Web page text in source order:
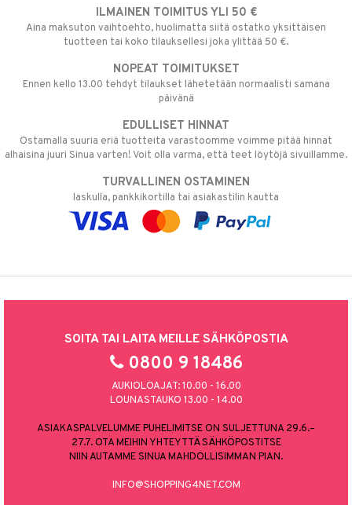
ILMAINEN TOIMITUS YLI 50 €
Aina maksuton vaihtoehto, huolimatta siitä ostatko yksittäisen
tuotteen tai koko tilauksellesi joka ylittää 50 €.
NOPEAT TOIMITUKSET
Ennen kello 13.00 tehdyt tilaukset lähetetään normaalisti samana
päivänä
EDULLISET HINNAT
Ostamalla suuria eriä tuotteita varastoomme voimme pitää hinnat
alhaisina juuri Sinua varten! Voit olla varma, että teet löytöjä sivuillamme.
TURVALLINEN OSTAMINEN
laskulla, pankkikortilla tai asiakastilin kautta
SOITA TAI LAITA MEILLE SÄHKÖPOSTIA
0800 9 18486
AUKIOLOAJAT: 10.00 - 16.00
LOUNASTAUKO 13.00 - 14.00
ASIAKASPALVELUMME PUHELIMITSE ON SULJETTUNA 29.6.–
27.7. OTA MEIHIN YHTEYTTÄ SÄHKÖPOSTITSE
NIIN AUTAMME SINUA MAHDOLLISIMMAN PIAN.
INFO@SHOPPING4NET.COM